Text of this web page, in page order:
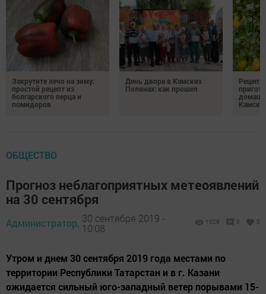
Закрутите лечо на зиму:
простой рецепт из
болгарского перца и
помидоров
День двора в Камских
Полянах: как прошел
ОБЩЕСТВО
Прогноз неблагоприятных метеоявлений
на 30 сентября
Администратор, 30 сентября 2019 -
10:08
1026 0 0
Утром и днем 30 сентября 2019 года местами по
территории Республики Татарстан и в г. Казани
ожидается сильный юго-западный ветер порывами 15-